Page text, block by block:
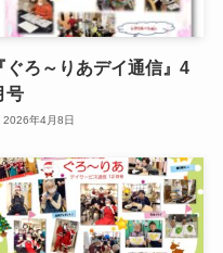
『ぐろ～りあデイ通信』4
号
2026年4月8日